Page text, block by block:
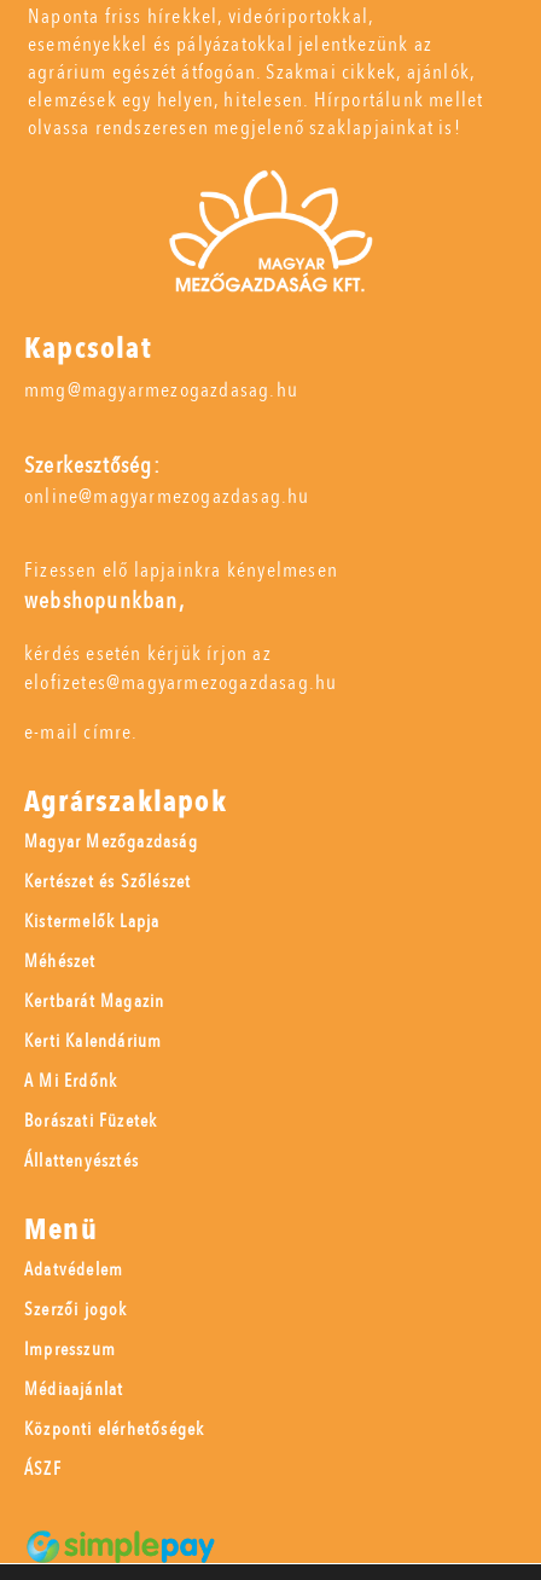
Naponta friss hírekkel, videóriportokkal,
eseményekkel és pályázatokkal jelentkezünk az
agrárium egészét átfogóan. Szakmai cikkek, ajánlók,
elemzések egy helyen, hitelesen. Hírportálunk mellet
olvassa rendszeresen megjelenő szaklapjainkat is!
Kapcsolat
mmg@magyarmezogazdasag.hu
Szerkesztőség:
online@magyarmezogazdasag.hu
Fizessen elő lapjainkra kényelmesen
webshopunkban,
kérdés esetén kérjük írjon az
elofizetes@magyarmezogazdasag.hu
e-mail címre.
Agrárszaklapok
Magyar Mezőgazdaság
Kertészet és Szőlészet
Kistermelők Lapja
Méhészet
Kertbarát Magazin
Kerti Kalendárium
A Mi Erdőnk
Borászati Füzetek
Állattenyésztés
Menü
Adatvédelem
Szerzői jogok
Impresszum
Médiaajánlat
Központi elérhetőségek
ÁSZF